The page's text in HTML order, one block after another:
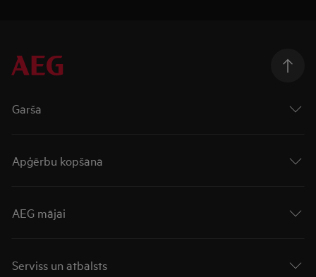
Garša
Apģērbu kopšana
AEG mājai
Serviss un atbalsts